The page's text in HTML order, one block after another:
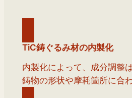
TiC鋳ぐるみ材の内製化
内製化によって、成分調整
鋳物の形状や摩耗箇所に合